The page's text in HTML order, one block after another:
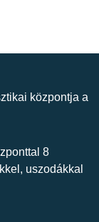
központja a
8
uszodákkal